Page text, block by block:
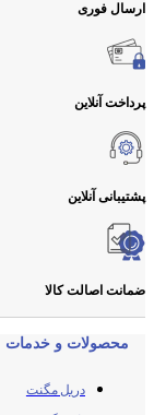
ارسال فوری
پرداخت آنلاین
پشتیبانی آنلاین
ضمانت اصالت کالا
محصولات و خدمات
دریل مگنت